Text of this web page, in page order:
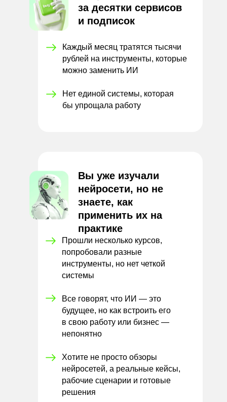
за десятки сервисов
и подписок
Каждый месяц тратятся тысячи
рублей на инструменты, которые
можно заменить ИИ
Нет единой системы, которая
бы упрощала работу
Прошли несколько курсов,
попробовали разные
инструменты, но нет четкой
системы
Все говорят, что ИИ — это
будущее, но как встроить его
в свою работу или бизнес —
непонятно
Хотите не просто обзоры
нейросетей, а реальные кейсы,
рабочие сценарии и готовые
решения
Вы уже изучали
нейросети, но не
знаете, как
применить их на
практике